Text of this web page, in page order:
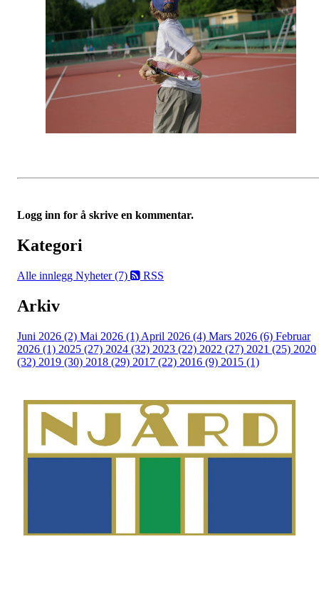
Logg inn for å skrive en kommentar.
Kategori
Alle innlegg Nyheter (7) RSS
Arkiv
Juni 2026 (2) Mai 2026 (1) April 2026 (4) Mars 2026 (6) Februar
2026 (1) 2025 (27) 2024 (32) 2023 (22) 2022 (27) 2021 (25) 2020
(32) 2019 (30) 2018 (29) 2017 (22) 2016 (9) 2015 (1)